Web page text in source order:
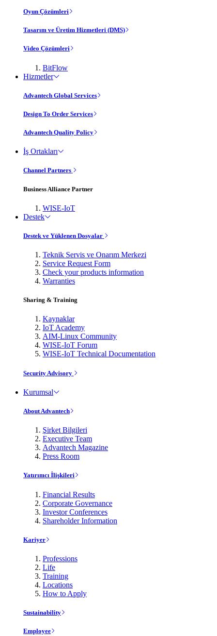
Oyun Çözümleri
Tasarım ve Üretim Hizmetleri (DMS)
Video Çözümleri
BitFlow
Hizmetler
Advantech Global Services
Design To Order Services
Advantech Quality Policy
İş Ortakları
Channel Partners
Business Alliance Partner
WISE-IoT
Destek
Destek ve Yüklenen Dosyalar
Teknik Servis ve Onarım Merkezi
Service Request Form
Check your products information
Warranties
Sharing & Training
Kaynaklar
IoT Academy
AIM-Linux Community
WISE-IoT Forum
WISE-IoT Technical Documentation
Security Advisory
Kurumsal
About Advantech
Şirket Bilgileri
Executive Team
Advantech Magazine
Press Room
Yatırımcı İlişkileri
Financial Results
Corporate Governance
Investor Conferences
Shareholder Information
Kariyer
Professions
Life
Training
Locations
How to Apply
Sustainability
Employee